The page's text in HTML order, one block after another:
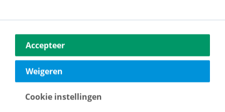
Op de hoogte blijven van ons
Accepteer
Weigeren
Cookie instellingen